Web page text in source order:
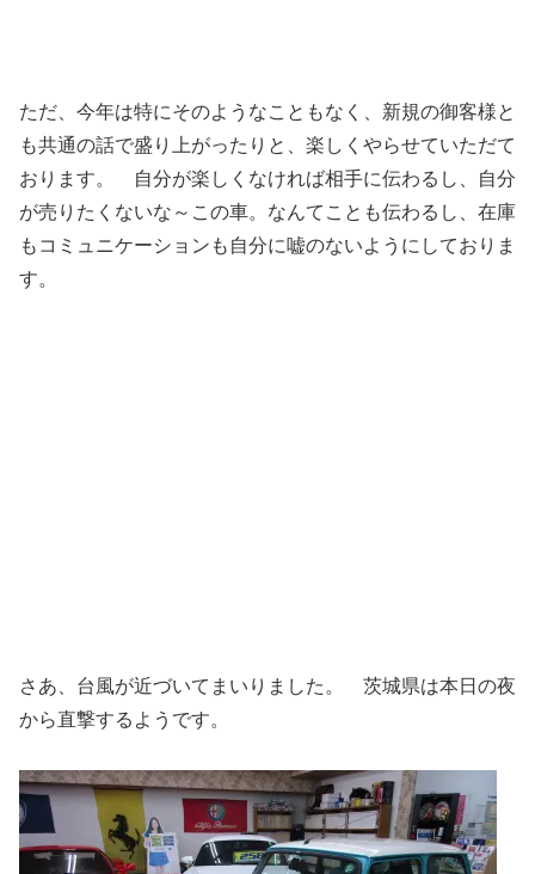
ただ、今年は特にそのようなこともなく、新規の御客様と
も共通の話で盛り上がったりと、楽しくやらせていただて
おります。 自分が楽しくなければ相手に伝わるし、自分
が売りたくないな～この車。なんてことも伝わるし、在庫
もコミュニケーションも自分に嘘のないようにしておりま
す。
さあ、台風が近づいてまいりました。 茨城県は本日の夜
から直撃するようです。